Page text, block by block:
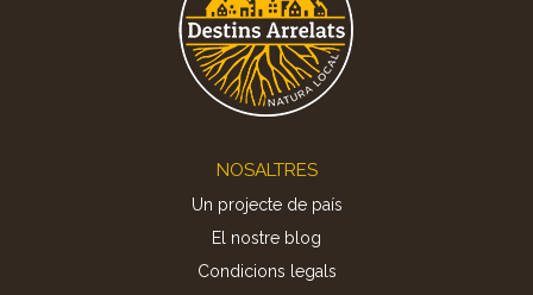
NOSALTRES
Un projecte de país
El nostre blog
Condicions legals